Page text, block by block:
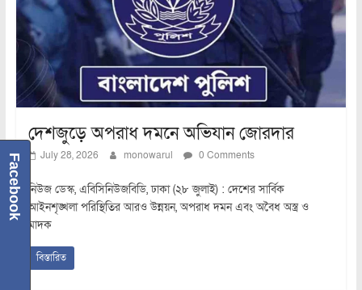
দেশজুড়ে অপরাধ দমনে অভিযান জোরদার
July 28, 2026 monowarul 0 Comments
নিউজ ডেস্ক, এবিসিনিউজবিডি, ঢাকা (২৮ জুলাই) : দেশের সার্বিক
আইনশৃঙ্খলা পরিস্থিতির আরও উন্নয়ন, অপরাধ দমন এবং অবৈধ অস্ত্র ও
মাদক
বিস্তারিত
Facebook